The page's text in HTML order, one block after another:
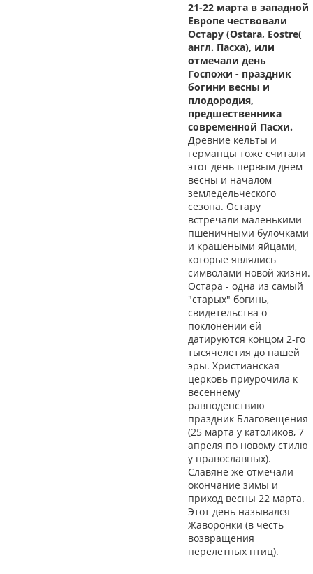
21-22 марта в западной
Европе чествовали
Остару (Ostara, Eostre(
англ. Пасха), или
отмечали день
Госпожи - праздник
богини весны и
плодородия,
предшественника
современной Пасхи.
Древние кельты и
германцы тоже считали
этот день первым днем
весны и началом
земледельческого
сезона. Остару
встречали маленькими
пшеничными булочками
и крашеными яйцами,
которые являлись
символами новой жизни.
Остара - одна из самый
"старых" богинь,
свидетельства о
поклонении ей
датируются концом 2-го
тысячелетия до нашей
эры. Христианская
церковь приурочила к
весеннему
равноденствию
праздник Благовещения
(25 марта у католиков, 7
апреля по новому стилю
у православных).
Славяне же отмечали
окончание зимы и
приход весны 22 марта.
Этот день назывался
Жаворонки (в честь
возвращения
перелетных птиц).